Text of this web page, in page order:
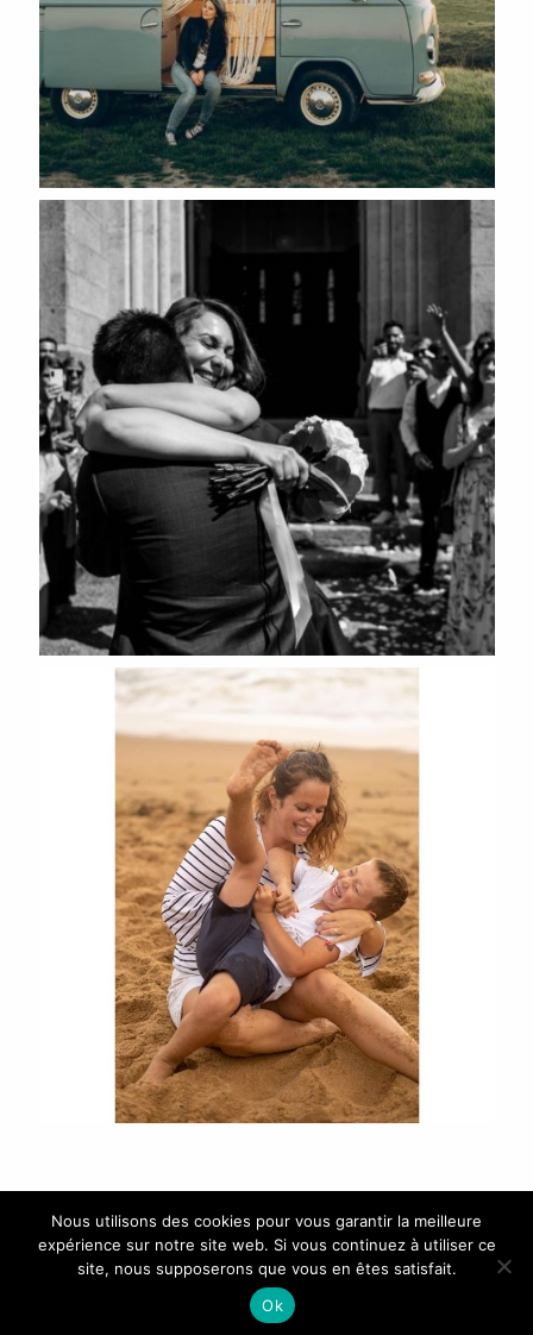
AGATHE F. PHOTOGRAPHIE - Photographe mariage et
lifestyle - Loire-Atlantique / Vendée - SIRET 825370042
Nous utilisons des cookies pour vous garantir la meilleure
expérience sur notre site web. Si vous continuez à utiliser ce
site, nous supposerons que vous en êtes satisfait.
Ok